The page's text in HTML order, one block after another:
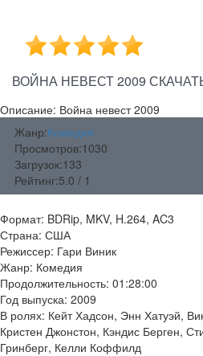
ВОЙНА НЕВЕСТ 2009
Описание: Война невест 2009
Жанр:Комедия
Просмотров:1030
Загрузок:133
Рейтинг:5.0 / 1
Формат: BDRip, MKV, H.264, AC3
Страна: США
Режиссер: Гари Виник
Жанр: Комедия
Продолжительность: 01:28:00
Год выпуска: 2009
В ролях: Кейт Хадсон, Энн Хатуэй,
Кристен Джонстон, Кэндис Берген,
Гринберг, Келли Коффилд